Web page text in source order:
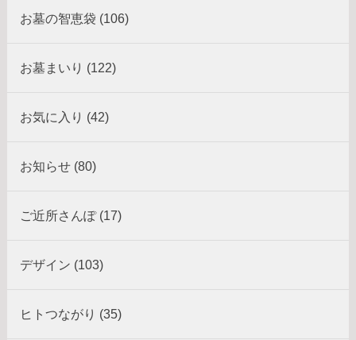
お墓の智恵袋 (106)
お墓まいり (122)
お気に入り (42)
お知らせ (80)
ご近所さんぽ (17)
デザイン (103)
ヒトつながり (35)